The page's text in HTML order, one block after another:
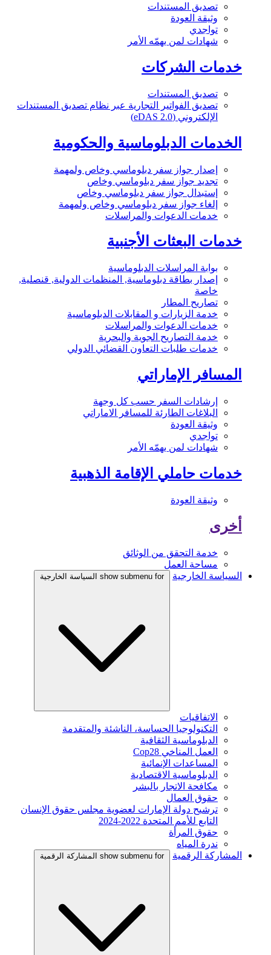
تصديق المستندات
وثيقة العودة
تواجدي
شهادات لمن يهمّه الأمر
خدمات الشركات
تصديق المستندات
تصديق الفواتير التجارية عبر نظام تصديق المستندات
الإلكتروني (eDAS 2.0)
الخدمات الدبلوماسية والحكومية
إصدار جواز سفر دبلوماسي وخاص ولمهمة
تجديد جواز سفر دبلوماسي وخاص
إستبدال جواز سفر دبلوماسي وخاص
إلغاء جواز سفر دبلوماسي وخاص ولمهمة
خدمات الدعوات والمراسلات
خدمات البعثات الأجنبية
بوابة المراسلات الدبلوماسية
إصدار بطاقة دبلوماسية, المنظمات الدولية, قنصلية,
خاصة
تصاريح المطار
خدمة الزيارات و المقابلات الدبلوماسية
خدمات الدعوات والمراسلات
خدمة التصاريح الجوية والبحرية
خدمات طلبات التعاون القضائي الدولي
المسافر الإماراتي
إرشادات السفر حسب كل وجهة
البلاغات الطارئة للمسافر الاماراتي
وثيقة العودة
تواجدي
شهادات لمن يهمّه الأمر
خدمات حاملي الإقامة الذهبية
وثيقة العودة
أخرى
خدمة التحقق من الوثائق
مساحة العمل
السياسة الخارجية
show submenu for السياسة الخارجية
الاتفاقيات
التكنولوجيا الحساسة، الناشئة والمتقدمة
الدبلوماسية الثقافية
العمل المناخي Cop28
المساعدات الإنمائية
الدبلوماسية الاقتصادية
مكافحة الاتجار بالبشر
حقوق العمال
ترشيح دولة الإمارات لعضوية مجلس حقوق الإنسان
التابع للأمم المتحدة 2022-2024
حقوق المرأة
ندرة المياه
المشاركة الرقمية
show submenu for المشاركة الرقمية